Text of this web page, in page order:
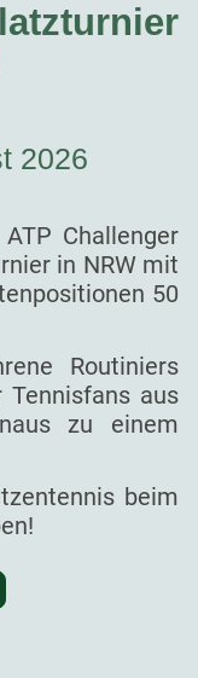
2026
Challenger
in NRW mit
50
Routiniers
Tennisfans aus
zu einem
beim